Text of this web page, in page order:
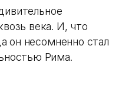
века. И, что
он несомненно стал
Рима.